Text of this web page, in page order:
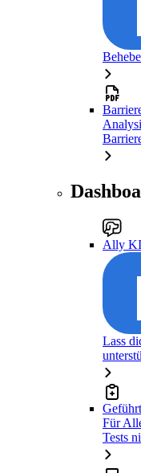
Ally
Lass
Für
Tests